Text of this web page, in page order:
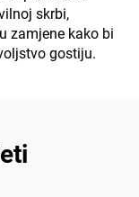
skrbi,
zamjene kako bi
gostiju.